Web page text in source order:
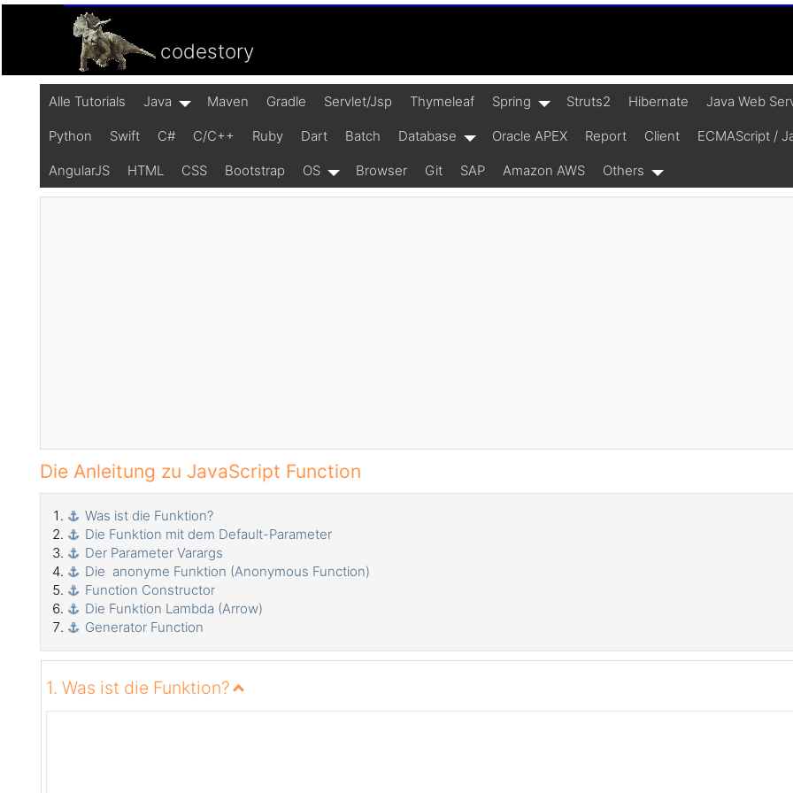
codestory
Alle Tutorials Java Maven Gradle Servlet/Jsp Thymeleaf Spring Struts2 Hibernate Java Web
Python Swift C# C/C++ Ruby Dart Batch Database Oracle APEX Report Client ECMAScript /
AngularJS HTML CSS Bootstrap OS Browser Git SAP Amazon AWS Others
Die Anleitung zu JavaScript Function
Was ist die Funktion?
Die Funktion mit dem Default-Parameter
Der Parameter Varargs
Die anonyme Funktion (Anonymous Function)
Function Constructor
Die Funktion Lambda (Arrow)
Generator Function
1. Was ist die Funktion?